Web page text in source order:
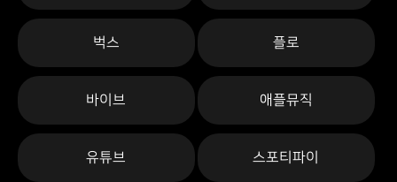
벅스 플로
바이브 애플뮤직
유튜브 스포티파이